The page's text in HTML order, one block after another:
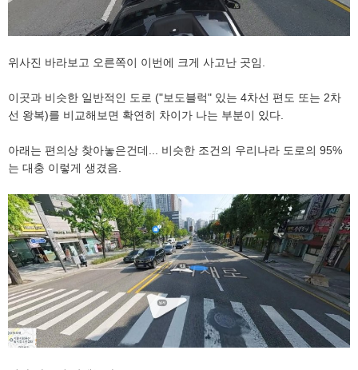
위사진 바라보고 오른쪽이 이번에 크게 사고난 곳임.
이곳과 비슷한 일반적인 도로 ("보도블럭" 있는 4차선 편도 또는 2차
선 왕복)를 비교해보면 확연히 차이가 나는 부분이 있다.
아래는 편의상 찾아놓은건데... 비슷한 조건의 우리나라 도로의 95%
는 대충 이렇게 생겼음.